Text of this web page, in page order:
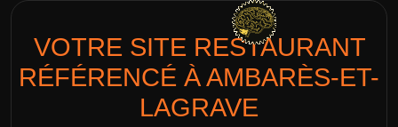
VOTRE SITE RESTAURANT
RÉFÉRENCÉ À AMBARÈS-ET-
LAGRAVE